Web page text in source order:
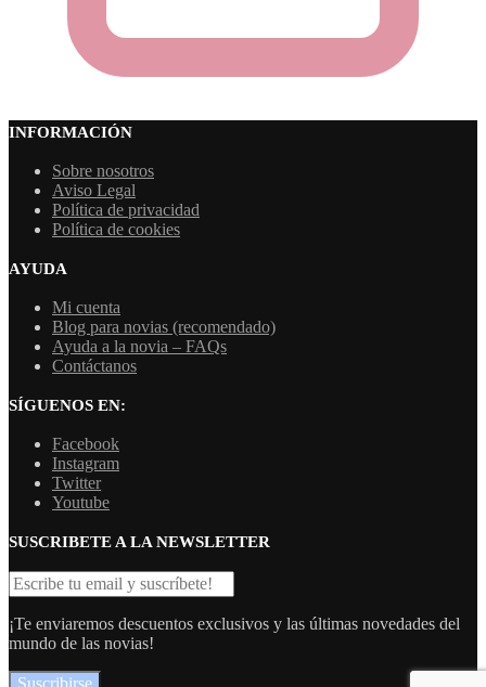
INFORMACIÓN
Sobre nosotros
Aviso Legal
Política de privacidad
Política de cookies
AYUDA
Mi cuenta
Blog para novias (recomendado)
Ayuda a la novia – FAQs
Contáctanos
SÍGUENOS EN:
Facebook
Instagram
Twitter
Youtube
SUSCRIBETE A LA NEWSLETTER
¡Te enviaremos descuentos exclusivos y las últimas novedades del
mundo de las novias!
Suscribirse